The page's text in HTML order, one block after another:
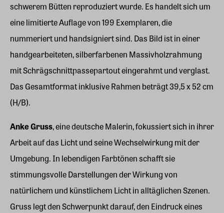
schwerem Bütten reproduziert wurde. Es handelt sich um
eine limitierte Auflage von 199 Exemplaren, die
nummeriert und handsigniert sind. Das Bild ist in einer
handgearbeiteten, silberfarbenen Massivholzrahmung
mit Schrägschnittpassepartout eingerahmt und verglast.
Das Gesamtformat inklusive Rahmen beträgt 39,5 x 52 cm
(H/B).
Anke Gruss, eine deutsche Malerin, fokussiert sich in ihrer
Arbeit auf das Licht und seine Wechselwirkung mit der
Umgebung. In lebendigen Farbtönen schafft sie
stimmungsvolle Darstellungen der Wirkung von
natürlichem und künstlichem Licht in alltäglichen Szenen.
Gruss legt den Schwerpunkt darauf, den Eindruck eines